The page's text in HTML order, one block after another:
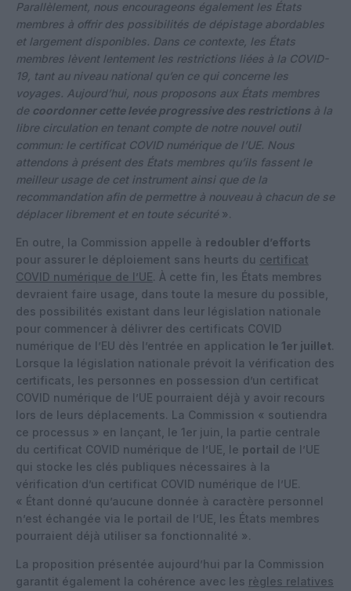
Parallèlement, nous encourageons également les États
membres à offrir des possibilités de dépistage abordables
et largement disponibles. Dans ce contexte, les États
membres lèvent lentement les restrictions liées à la COVID-
19, tant au niveau national qu’en ce qui concerne les
voyages. Aujourd’hui, nous proposons aux États membres
de coordonner cette levée progressive des restrictions à la
libre circulation en tenant compte de notre nouvel outil
commun: le certificat COVID numérique de l’UE. Nous
attendons à présent des États membres qu’ils fassent le
meilleur usage de cet instrument ainsi que de la
recommandation afin de permettre à nouveau à chacun de se
déplacer librement et en toute sécurité ».
En outre, la Commission appelle à redoubler d’efforts
pour assurer le déploiement sans heurts du certificat
COVID numérique de l’UE. À cette fin, les États membres
devraient faire usage, dans toute la mesure du possible,
des possibilités existant dans leur législation nationale
pour commencer à délivrer des certificats COVID
numérique de l’EU dès l’entrée en application le 1er juillet.
Lorsque la législation nationale prévoit la vérification des
certificats, les personnes en possession d’un certificat
COVID numérique de l’UE pourraient déjà y avoir recours
lors de leurs déplacements. La Commission « soutiendra
ce processus » en lançant, le 1er juin, la partie centrale
du certificat COVID numérique de l’UE, le portail de l’UE
qui stocke les clés publiques nécessaires à la
vérification d’un certificat COVID numérique de l’UE.
« Étant donné qu’aucune donnée à caractère personnel
n’est échangée via le portail de l’UE, les États membres
pourraient déjà utiliser sa fonctionnalité ».
La proposition présentée aujourd’hui par la Commission
garantit également la cohérence avec les règles relatives